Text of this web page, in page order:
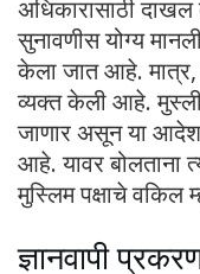
अधिकारासाठी
सुनावणीस योग्य
केला जात आहे. मात्र,
व्यक्त केली आहे.
जाणार असून या
आहे. यावर बोलताना
मुस्लिम पक्षाचे
ज्ञानवापी